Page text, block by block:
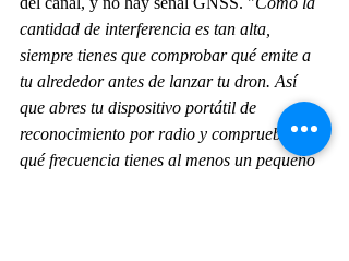
cantidad de interferencia es tan alta,
siempre tienes que comprobar qué emite a
tu alrededor antes de lanzar tu dron. Así
que abres tu dispositivo portátil de
reconocimiento por radio y compruebas en
qué frecuencia tienes al menos un pequeño